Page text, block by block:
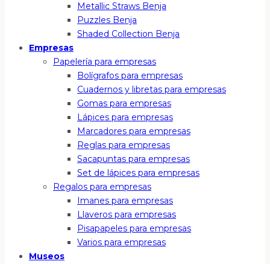
Metallic Straws Benja
Puzzles Benja
Shaded Collection Benja
Empresas
Papelería para empresas
Bolígrafos para empresas
Cuadernos y libretas para empresas
Gomas para empresas
Lápices para empresas
Marcadores para empresas
Reglas para empresas
Sacapuntas para empresas
Set de lápices para empresas
Regalos para empresas
Imanes para empresas
Llaveros para empresas
Pisapapeles para empresas
Varios para empresas
Museos